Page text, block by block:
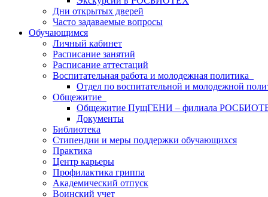
Дни открытых дверей
Часто задаваемые вопросы
Обучающимся
Личный кабинет
Расписание занятий
Расписание аттестаций
Воспитательная работа и молодежная политика
Отдел по воспитательной и молодежной
Общежитие
Общежитие ПущГЕНИ – филиала
Документы
Библиотека
Стипендии и меры поддержки обучающихся
Практика
Центр карьеры
Профилактика гриппа
Академический отпуск
Воинский учет